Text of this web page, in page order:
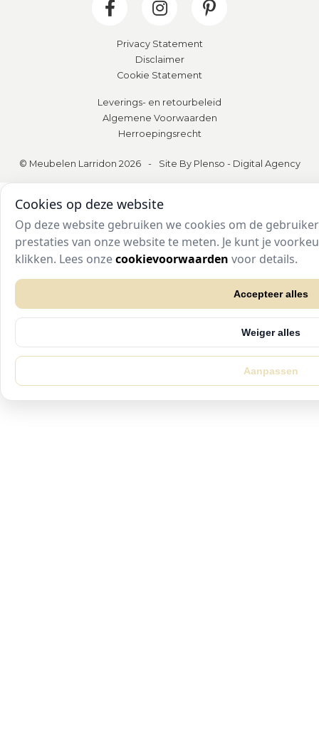
Privacy Statement
Disclaimer
Cookie Statement
Leverings- en retourbeleid
Algemene Voorwaarden
Herroepingsrecht
© Meubelen Larridon 2026 - Site By Plenso - Digital Agency
Cookies op deze website
Op deze website gebruiken we cookies om de
prestaties van onze website te meten. Je kunt je
klikken. Lees onzecookievoorwaarden voor details.
Accepteer alles
Weiger alles
Aanpassen